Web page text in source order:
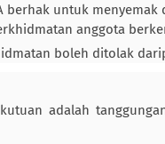
berhak untuk
anggota
boleh ditolak
adalah